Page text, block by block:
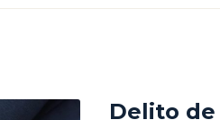
Delito de